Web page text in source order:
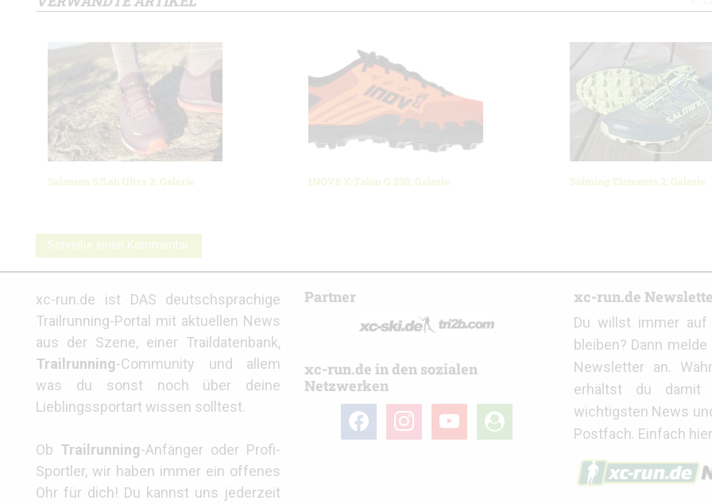
Salomon S/Lab Ultra 3: Galerie INOV8 X-Talon G 235: Galerie Salming Elements 2: Galerie
Schreibe einen Kommentar
xc-run.de ist DAS deutschsprachige
Trailrunning-Portal mit aktuellen News
aus der Szene, einer Traildatenbank,
Trailrunning-Community und allem
was du sonst noch über deine
Lieblingssportart wissen solltest.
Ob Trailrunning-Anfänger oder Profi-
Sportler, wir haben immer ein offenes
Ohr für dich! Du kannst uns jederzeit
Partner
xc-run.de in den sozialen
Netzwerken
facebookinstagramyoutube
user-
circle
xc-run.de
Du willst immer auf
bleiben? Dann
Newsletter an.
erhältst du damit
wichtigsten News
Postfach. Einfach